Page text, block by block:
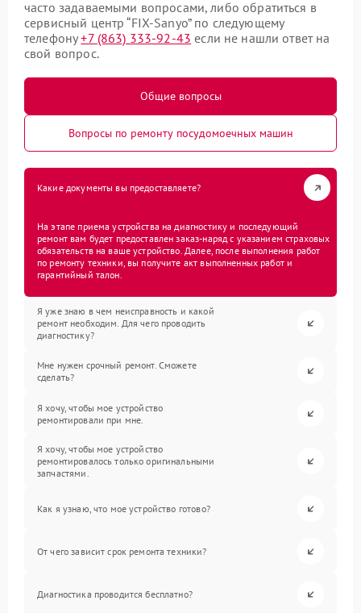
часто задаваемыми вопросами, либо обратиться в
сервисный центр “FIX-Sanyo” по следующему
телефону+7 (863) 333-92-43 если не нашли ответ на
свой вопрос.
Общие вопросы
Вопросы по ремонту посудомоечных машин
Какие документы вы предоставляете?
На этапе приема устройства на диагностику и последующий
ремонт вам будет предоставлен заказ-наряд с указанием страховых
обязательств на ваше устройство. Далее, после выполнения работ
по ремонту техники, вы получите акт выполненных работ и
гарантийный талон.
Я уже знаю в чем неисправность и какой
ремонт необходим. Для чего проводить
диагностику?
Мне нужен срочный ремонт. Сможете
сделать?
Я хочу, чтобы мое устройство
ремонтировали при мне.
Я хочу, чтобы мое устройство
ремонтировалось только оригинальными
запчастями.
Как я узнаю, что мое устройство готово?
От чего зависит срок ремонта техники?
Диагностика проводится бесплатно?